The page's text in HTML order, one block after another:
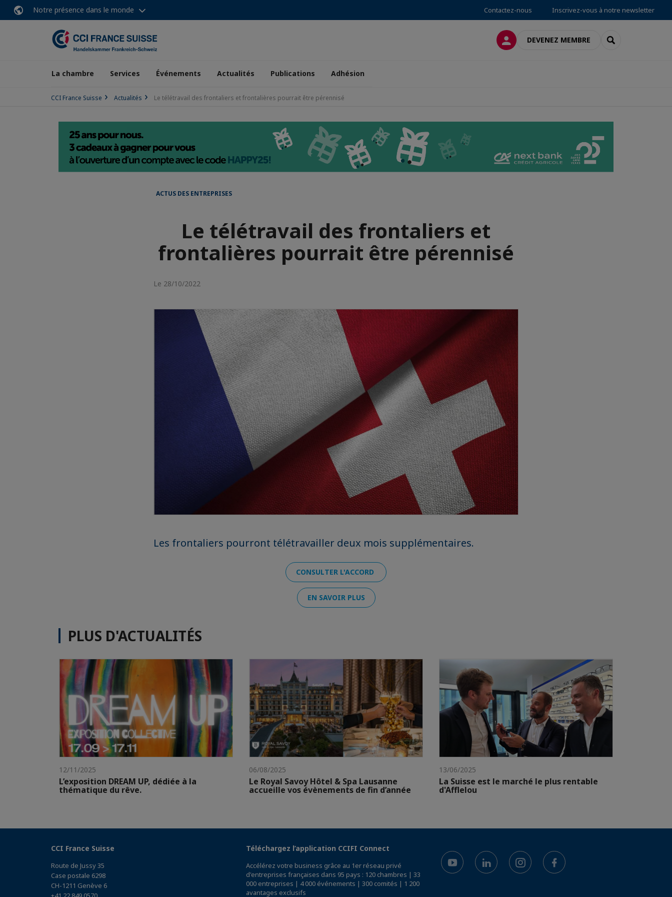
Notre présence dans le monde Contactez-nous Inscrivez-vous à notre newsletter
CONNEXIONDEVENEZ MEMBRE RECHERCHER
La chambre Services Événements Actualités Publications Adhésion
CCI France Suisse Actualités Le télétravail des frontaliers et frontalières pourrait être pérennisé
ACTUS DES ENTREPRISES
Le télétravail des frontaliers et
frontalières pourrait être pérennisé
Le 28/10/2022
Les frontaliers pourront télétravailler deux mois supplémentaires.
CONSULTER L'ACCORD
EN SAVOIR PLUS
PLUS D'ACTUALITÉS
12/11/2025
L’exposition DREAM UP, dédiée à la
thématique du rêve.
06/08/2025
Le Royal Savoy Hôtel & Spa Lausanne
accueille vos évènements de fin d’année
13/06/2025
La Suisse est le marché le plus rentable
d'Afflelou
CCI France Suisse
Route de Jussy 35
Case postale 6298
CH-1211 Genève 6
Téléchargez l’application CCIFI Connect
Accélérez votre business grâce au 1er réseau privé
d'entreprises françaises dans 95 pays : 120 chambres | 33
000 entreprises | 4 000 événements | 300 comités | 1 200
avantages exclusifs